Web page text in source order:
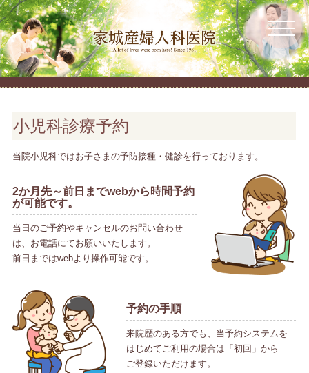
小児科診療予約
当院小児科ではお子さまの予防接種・健診を行っております。
2か月先～前日までwebから時間予約
が可能です。
当日のご予約やキャンセルのお問い合わせ
は、お電話にてお願いいたします。
前日まではwebより操作可能です。
予約の手順
来院歴のある方でも、当予約システムを
はじめてご利用の場合は「初回」から
ご登録いただけます。